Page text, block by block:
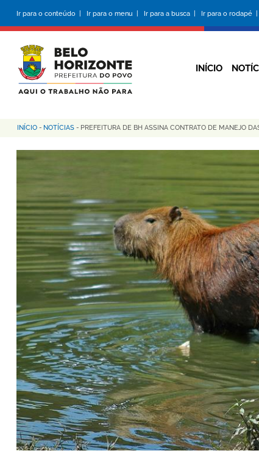
conteúdo
principal
Ir para o conteúdo | Ir para o menu | Ir para a busca | Ir para o rodapé |
INÍCIO
Trilha
de
navegação
INÍCIO - NOTÍCIAS - PREFEITURA DE BH ASSINA CONTRATO DE MANEJO